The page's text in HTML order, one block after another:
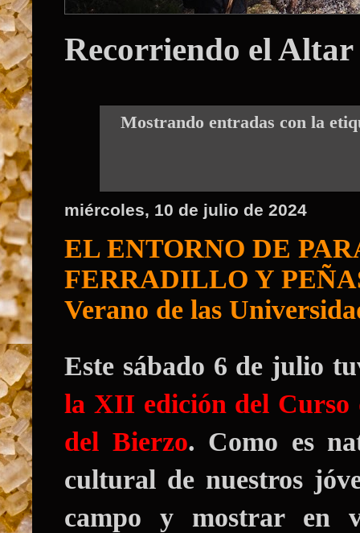
Recorriendo el Altar
Mostrando entradas con la
miércoles, 10 de julio de 2024
EL ENTORNO DE
FERRADILLO Y
Verano de las
Este sábado 6 de julio
la XII edición del
del Bierzo. Como es
cultural de nuestros
campo y mostrar en